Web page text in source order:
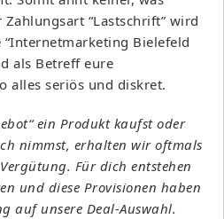
“Lastschrift” wird
Bielefeld
als Betreff eure
alles seriös und diskret.
ein Produkt kaufst oder
nimmst, erhalten wir oftmals
Für dich entstehen
und diese Provisionen haben
auf unsere Deal-Auswahl.